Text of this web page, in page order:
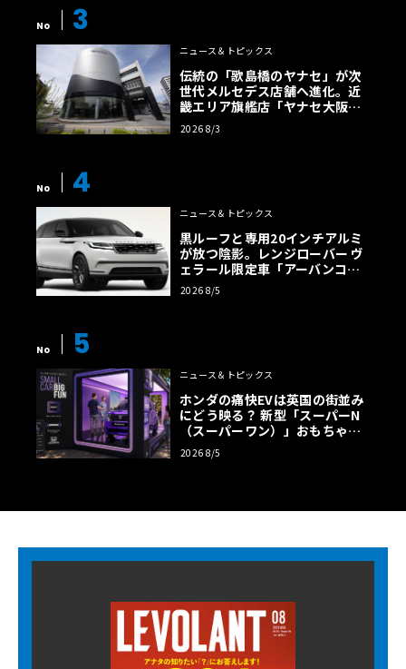
No 3
ニュース＆トピックス
伝統の「歌島橋のヤナセ」が次
世代メルセデス店舗へ進化。近
畿エリア旗艦店「ヤナセ大阪支
店」がリニューアル
2026 8/3
No 4
ニュース＆トピックス
黒ルーフと専用20インチアルミ
が放つ陰影。レンジローバー ヴ
ェラール限定車「アーバンコン
トラスト・エディション」登場
2026 8/5
No 5
ニュース＆トピックス
ホンダの痛快EVは英国の街並み
にどう映る？ 新型「スーパーN
（スーパーワン）」おもちゃ箱
ツアーの全貌
2026 8/5